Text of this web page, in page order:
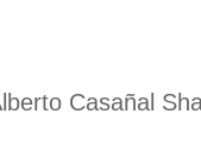
Casañal